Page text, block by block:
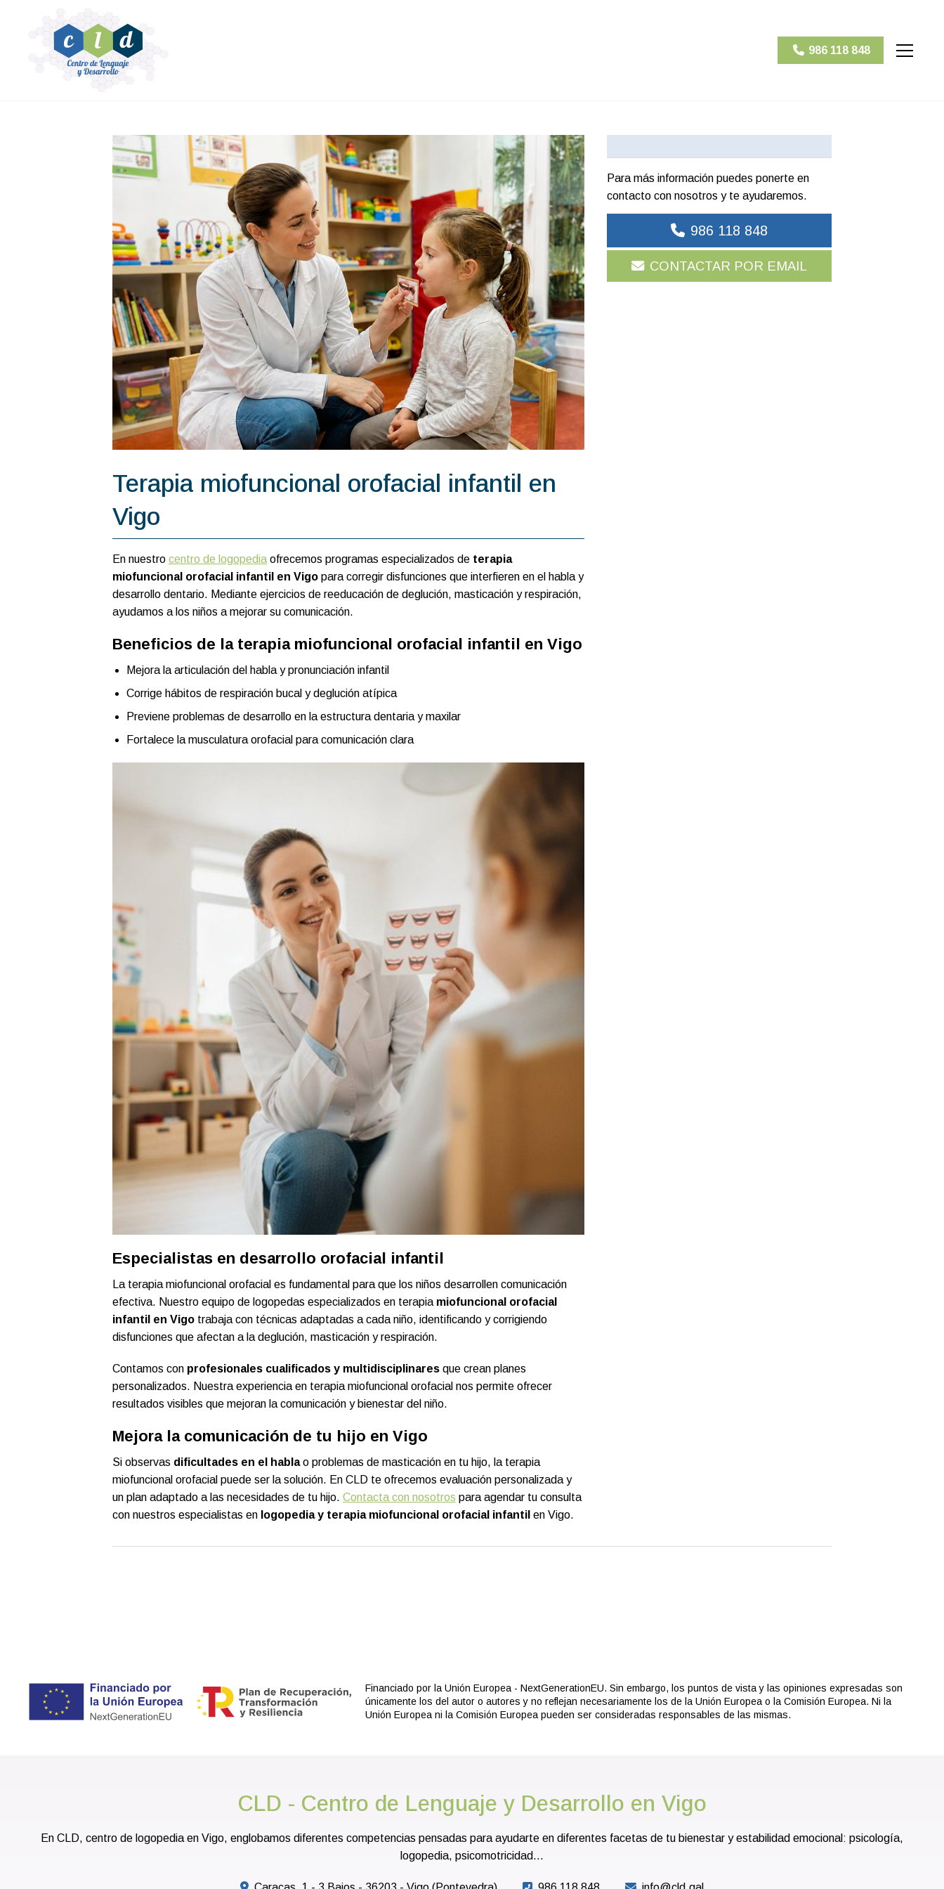
986 118 848
Terapia miofuncional orofacial infantil en
Vigo
Para más información puedes ponerte en
contacto con nosotros y te ayudaremos.
986 118 848
CONTACTAR POR EMAIL
En nuestro centro de logopedia ofrecemos programas especializados de terapia
miofuncional orofacial infantil en Vigo para corregir disfunciones que interfieren en el habla y
desarrollo dentario. Mediante ejercicios de reeducación de deglución, masticación y respiración,
ayudamos a los niños a mejorar su comunicación.
Beneficios de la terapia miofuncional orofacial infantil en Vigo
Mejora la articulación del habla y pronunciación infantil
Corrige hábitos de respiración bucal y deglución atípica
Previene problemas de desarrollo en la estructura dentaria y maxilar
Fortalece la musculatura orofacial para comunicación clara
Especialistas en desarrollo orofacial infantil
La terapia miofuncional orofacial es fundamental para que los niños desarrollen comunicación
efectiva. Nuestro equipo de logopedas especializados en terapia miofuncional orofacial
infantil en Vigo trabaja con técnicas adaptadas a cada niño, identificando y corrigiendo
disfunciones que afectan a la deglución, masticación y respiración.
Contamos con profesionales cualificados y multidisciplinares que crean planes
personalizados. Nuestra experiencia en terapia miofuncional orofacial nos permite ofrecer
resultados visibles que mejoran la comunicación y bienestar del niño.
Mejora la comunicación de tu hijo en Vigo
Si observas dificultades en el hablao problemas de masticación en tu hijo, la terapia
miofuncional orofacial puede ser la solución. En CLD te ofrecemos evaluación personalizada y
un plan adaptado a las necesidades de tu hijo. Contacta con nosotros para agendar tu consulta
con nuestros especialistas en logopedia y terapia miofuncional orofacial infantil en Vigo.
Financiado por la Unión Europea - NextGenerationEU. Sin embargo, los puntos de vista y las opiniones expresadas son
únicamente los del autor o autores y no reflejan necesariamente los de la Unión Europea o la Comisión Europea. Ni la
Unión Europea ni la Comisión Europea pueden ser consideradas responsables de las mismas.
CLD - Centro de Lenguaje y Desarrollo en Vigo
En CLD, centro de logopedia en Vigo, englobamos diferentes competencias pensadas para ayudarte en diferentes facetas de tu bienestar y estabilidad emocional: psicología,
logopedia, psicomotricidad...